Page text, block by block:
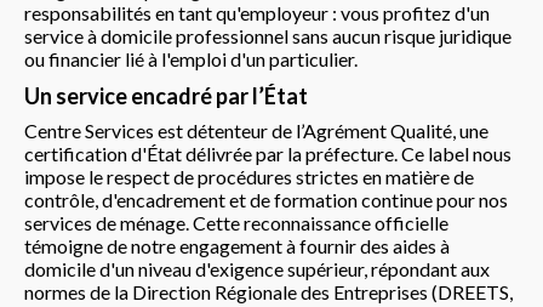
responsabilités en tant qu'employeur : vous profitez d'un
service à domicile professionnel sans aucun risque juridique
ou financier lié à l'emploi d'un particulier.
Un service encadré par l’État
Centre Services est détenteur de l’Agrément Qualité, une
certification d'État délivrée par la préfecture. Ce label nous
impose le respect de procédures strictes en matière de
contrôle, d'encadrement et de formation continue pour nos
services de ménage. Cette reconnaissance officielle
témoigne de notre engagement à fournir des aides à
domicile d'un niveau d'exigence supérieur, répondant aux
normes de la Direction Régionale des Entreprises (DREETS,